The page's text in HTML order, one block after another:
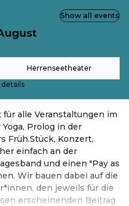
Herrenseetheater
Show all events
alle Veranstaltungen im
Prolog in der
Früh.Stück, Konzert,
einfach an der
und einen "Pay as
Wir bauen dabei auf die
den jeweils für die
erscheinenden Beitrag